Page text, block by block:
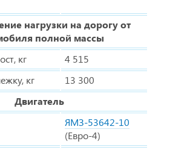
нагрузки на дорогу от
полной массы
кг
4 515
кг
13 300
Двигатель
ЯМЗ-53642-10
(Евро-4)